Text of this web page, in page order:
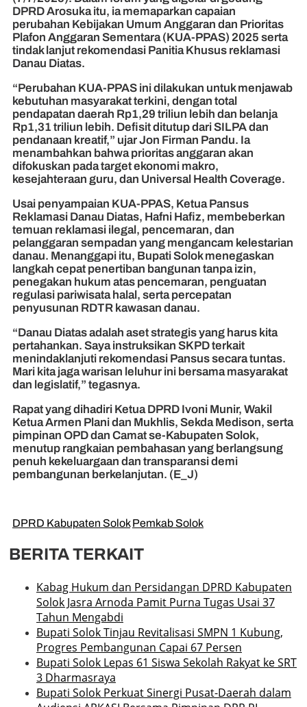
DPRD Arosuka itu, ia memaparkan capaian
perubahan Kebijakan Umum Anggaran dan Prioritas
Plafon Anggaran Sementara (KUA-PPAS) 2025 serta
tindak lanjut rekomendasi Panitia Khusus reklamasi
Danau Diatas.
“Perubahan KUA-PPAS ini dilakukan untuk menjawab
kebutuhan masyarakat terkini, dengan total
pendapatan daerah Rp1,29 triliun lebih dan belanja
Rp1,31 triliun lebih. Defisit ditutup dari SILPA dan
pendanaan kreatif,” ujar Jon Firman Pandu. Ia
menambahkan bahwa prioritas anggaran akan
difokuskan pada target ekonomi makro,
kesejahteraan guru, dan Universal Health Coverage.
Usai penyampaian KUA-PPAS, Ketua Pansus
Reklamasi Danau Diatas, Hafni Hafiz, membeberkan
temuan reklamasi ilegal, pencemaran, dan
pelanggaran sempadan yang mengancam kelestarian
danau. Menanggapi itu, Bupati Solok menegaskan
langkah cepat penertiban bangunan tanpa izin,
penegakan hukum atas pencemaran, penguatan
regulasi pariwisata halal, serta percepatan
penyusunan RDTR kawasan danau.
“Danau Diatas adalah aset strategis yang harus kita
pertahankan. Saya instruksikan SKPD terkait
menindaklanjuti rekomendasi Pansus secara tuntas.
Mari kita jaga warisan leluhur ini bersama masyarakat
dan legislatif,” tegasnya.
Rapat yang dihadiri Ketua DPRD Ivoni Munir, Wakil
Ketua Armen Plani dan Mukhlis, Sekda Medison, serta
pimpinan OPD dan Camat se-Kabupaten Solok,
menutup rangkaian pembahasan yang berlangsung
penuh kekeluargaan dan transparansi demi
pembangunan berkelanjutan. (E_J)
DPRD Kabupaten Solok Pemkab Solok
BERITA TERKAIT
Kabag Hukum dan Persidangan DPRD Kabupaten
Solok Jasra Arnoda Pamit Purna Tugas Usai 37
Tahun Mengabdi
Bupati Solok Tinjau Revitalisasi SMPN 1 Kubung,
Progres Pembangunan Capai 67 Persen
Bupati Solok Lepas 61 Siswa Sekolah Rakyat ke SRT
3 Dharmasraya
Bupati Solok Perkuat Sinergi Pusat-Daerah dalam